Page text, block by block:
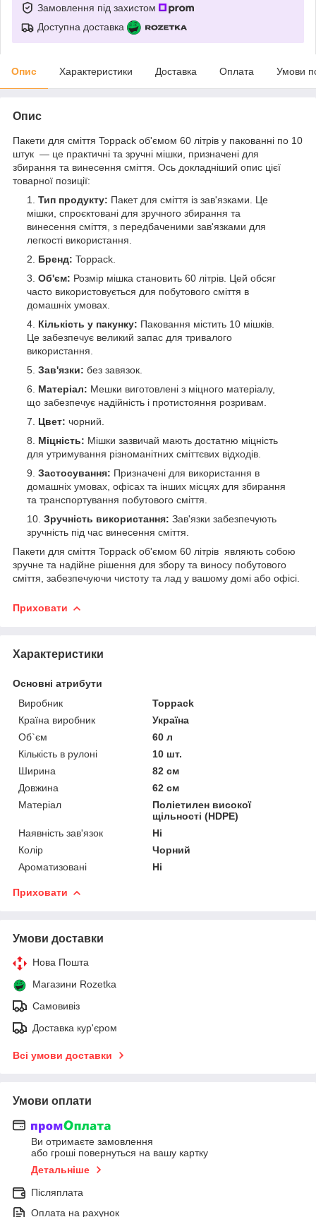
Замовлення під захистом
Доступна доставка
Опис Характеристики Доставка Оплата Умови
Опис
Пакети для сміття Toppack об'ємом 60 літрів у пакованні по 10
штук — це практичні та зручні мішки, призначені для
збирання та винесення сміття. Ось докладніший опис цієї
товарної позиції:
Тип продукту: Пакет для сміття із зав'язками. Це
мішки, спроєктовані для зручного збирання та
винесення сміття, з передбаченими зав'язками для
легкості використання.
Бренд: Toppack.
Об'єм: Розмір мішка становить 60 літрів. Цей обсяг
часто використовується для побутового сміття в
домашніх умовах.
Кількість у пакунку: Паковання містить 10 мішків.
Це забезпечує великий запас для тривалого
використання.
Зав'язки: без завязок.
Матеріал: Мешки виготовлені з міцного матеріалу,
що забезпечує надійність і протистояння розривам.
Цвет: чорний.
Міцність: Мішки зазвичай мають достатню міцність
для утримування різноманітних сміттєвих відходів.
Застосування: Призначені для використання в
домашніх умовах, офісах та інших місцях для збирання
та транспортування побутового сміття.
Зручність використання: Зав'язки забезпечують
зручність під час винесення сміття.
Пакети для сміття Toppack об'ємом 60 літрів являють собою
зручне та надійне рішення для збору та виносу побутового
сміття, забезпечуючи чистоту та лад у вашому домі або офісі.
Приховати
Характеристики
Основні атрибути
Виробник
Toppack
Країна виробник
Україна
Об`єм
60 л
Кількість в рулоні
10 шт.
Ширина
82 см
Довжина
62 см
Матеріал
Поліетилен високої
щільності (HDPE)
Наявність зав'язок
Ні
Колір
Чорний
Ароматизовані
Ні
Приховати
Умови доставки
Нова Пошта
Магазини Rozetka
Самовивіз
Доставка кур'єром
Всі умови доставки
Умови оплати
Ви отримаєте замовлення
або гроші повернуться на вашу картку
Детальніше
Післяплата
Оплата на рахунок